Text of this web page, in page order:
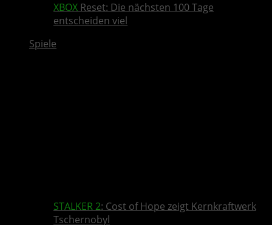
XBOX Reset: Die nächsten 100 Tage
entscheiden viel
Spiele
STALKER 2: Cost of Hope zeigt Kernkraftwerk
Tschernobyl